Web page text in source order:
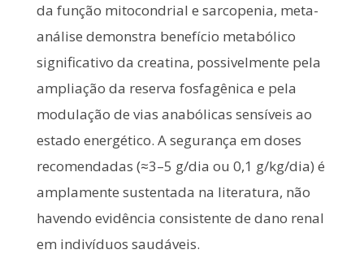
da função mitocondrial e sarcopenia, meta-
análise demonstra benefício metabólico
significativo da creatina, possivelmente pela
ampliação da reserva fosfagênica e pela
modulação de vias anabólicas sensíveis ao
estado energético. A segurança em doses
recomendadas (≈3–5 g/dia ou 0,1 g/kg/dia) é
amplamente sustentada na literatura, não
havendo evidência consistente de dano renal
em indivíduos saudáveis.